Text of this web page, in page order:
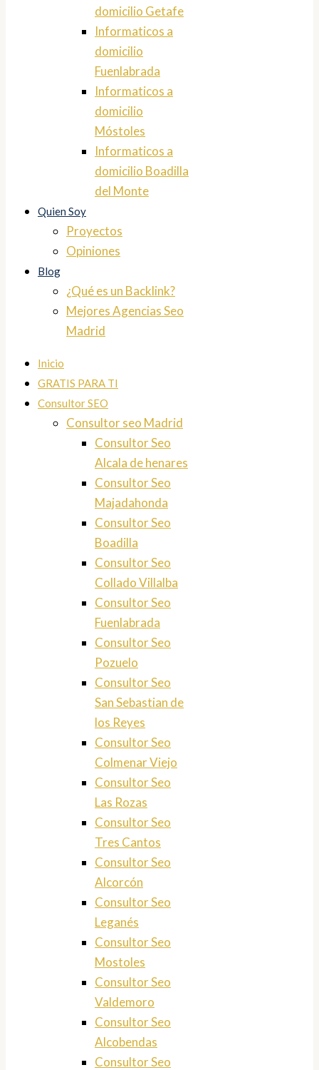
domicilio Getafe
Informaticos a
domicilio
Fuenlabrada
Informaticos a
domicilio
Móstoles
Informaticos a
domicilio Boadilla
del Monte
Quien Soy
Proyectos
Opiniones
Blog
¿Qué es un Backlink?
Mejores Agencias Seo
Madrid
Inicio
GRATIS PARA TI
Consultor SEO
Consultor seo Madrid
Consultor Seo
Alcala de henares
Consultor Seo
Majadahonda
Consultor Seo
Boadilla
Consultor Seo
Collado Villalba
Consultor Seo
Fuenlabrada
Consultor Seo
Pozuelo
Consultor Seo
San Sebastian de
los Reyes
Consultor Seo
Colmenar Viejo
Consultor Seo
Las Rozas
Consultor Seo
Tres Cantos
Consultor Seo
Alcorcón
Consultor Seo
Leganés
Consultor Seo
Mostoles
Consultor Seo
Valdemoro
Consultor Seo
Alcobendas
Consultor Seo